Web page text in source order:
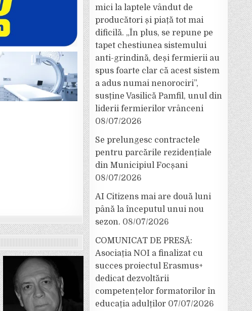
mici la laptele vândut de
producători și piață tot mai
dificilă. „În plus, se repune pe
tapet chestiunea sistemului
anti-grindină, deși fermierii au
spus foarte clar că acest sistem
a adus numai nenorociri”,
susține Vasilică Pamfil, unul din
liderii fermierilor vrânceni
08/07/2026
Se prelungesc contractele
pentru parcările rezidențiale
din Municipiul Focșani
08/07/2026
AI Citizens mai are două luni
până la începutul unui nou
sezon. 08/07/2026
COMUNICAT DE PRESĂ:
Asociația NOI a finalizat cu
succes proiectul Erasmus+
dedicat dezvoltării
competențelor formatorilor în
educația adulților 07/07/2026